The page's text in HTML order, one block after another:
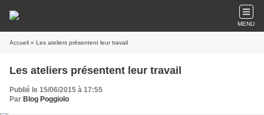
MENU
Accueil » Les ateliers présentent leur travail
Les ateliers présentent leur travail
Publié le 15/06/2015 à 17:55
Par Blog Poggiolo